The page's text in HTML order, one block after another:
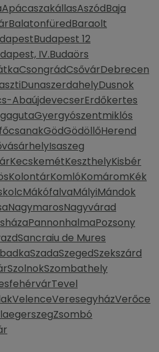
ApácaszakállasAszódBaja
BalatonfüredBaraolt
Budapest 12
IV.Budaörs
CsongrádCsővárDebrecen
DunaszerdahelyDusnok
AbaújdevecserErdőkertes
Gyergyószentmiklós
GödGödöllőHerend
Isaszeg
KecskemétKeszthelyKisbér
KolontárKomlóKomáromKék
MákófalvaMályiMándok
NagymarosNagyvárad
PannonhalmaPozsony
Sancraiu de Mures
SzadaSzegedSzekszárd
SzolnokSzombathely
Tevel
VelenceVeresegyházVerőce
Zsombó